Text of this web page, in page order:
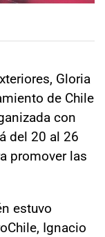
Gloria
de Chile
con
del 20 al 26
promover las
estuvo
Ignacio